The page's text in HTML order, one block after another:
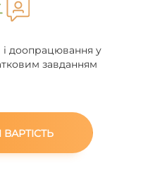
доопрацювання у
завданням